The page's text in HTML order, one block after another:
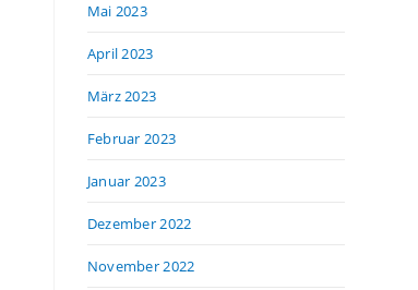
Mai 2023
April 2023
März 2023
Februar 2023
Januar 2023
Dezember 2022
November 2022